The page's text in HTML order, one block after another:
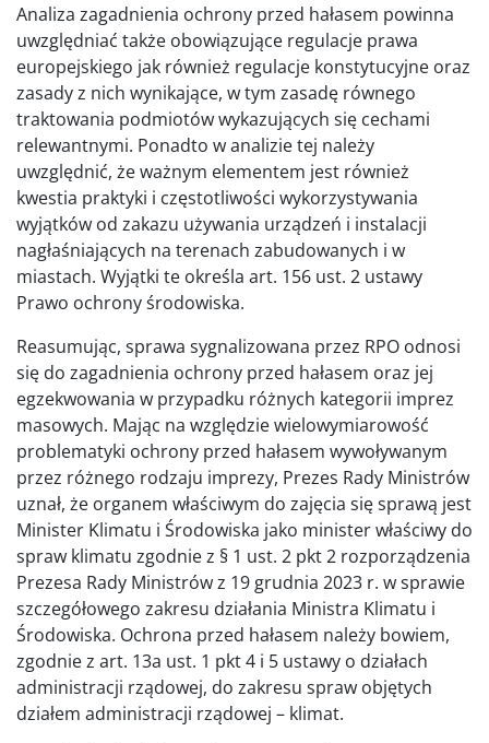
Analiza zagadnienia ochrony przed hałasem powinna
uwzględniać także obowiązujące regulacje prawa
europejskiego jak również regulacje konstytucyjne oraz
zasady z nich wynikające, w tym zasadę równego
traktowania podmiotów wykazujących się cechami
relewantnymi. Ponadto w analizie tej należy
uwzględnić, że ważnym elementem jest również
kwestia praktyki i częstotliwości wykorzystywania
wyjątków od zakazu używania urządzeń i instalacji
nagłaśniających na terenach zabudowanych i w
miastach. Wyjątki te określa art. 156 ust. 2 ustawy
Prawo ochrony środowiska.
Reasumując, sprawa sygnalizowana przez RPO odnosi
się do zagadnienia ochrony przed hałasem oraz jej
egzekwowania w przypadku różnych kategorii imprez
masowych. Mając na względzie wielowymiarowość
problematyki ochrony przed hałasem wywoływanym
przez różnego rodzaju imprezy, Prezes Rady Ministrów
uznał, że organem właściwym do zajęcia się sprawą jest
Minister Klimatu i Środowiska jako minister właściwy do
spraw klimatu zgodnie z § 1 ust. 2 pkt 2 rozporządzenia
Prezesa Rady Ministrów z 19 grudnia 2023 r. w sprawie
szczegółowego zakresu działania Ministra Klimatu i
Środowiska. Ochrona przed hałasem należy bowiem,
zgodnie z art. 13a ust. 1 pkt 4 i 5 ustawy o działach
administracji rządowej, do zakresu spraw objętych
działem administracji rządowej – klimat.